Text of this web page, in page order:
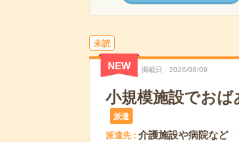
未読
NEW 掲載日 2026/08/09
小規模施設でお
派遣
派遣先 介護施設や病院など